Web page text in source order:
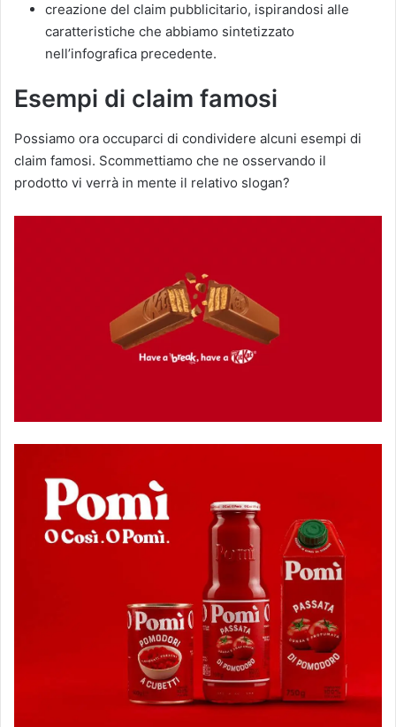
creazione del claim pubblicitario, ispirandosi alle
caratteristiche che abbiamo sintetizzato
nell’infografica precedente.
Esempi di claim famosi
Possiamo ora occuparci di condividere alcuni esempi di
claim famosi. Scommettiamo che ne osservando il
prodotto vi verrà in mente il relativo slogan?